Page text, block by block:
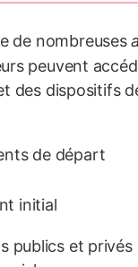
de nombreuses
peuvent
des dispositifs
de départ
initial
publics et privés